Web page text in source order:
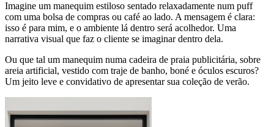
Imagine um manequim estiloso sentado relaxadamente num puff
com uma bolsa de compras ou café ao lado. A mensagem é clara:
isso é para mim, e o ambiente lá dentro será acolhedor. Uma
narrativa visual que faz o cliente se imaginar dentro dela.
Ou que tal um manequim numa cadeira de praia publicitária, sobre
areia artificial, vestido com traje de banho, boné e óculos escuros?
Um jeito leve e convidativo de apresentar sua coleção de verão.